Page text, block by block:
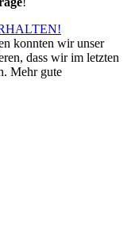
konnten wir unser
dass wir im letzten
Mehr gute